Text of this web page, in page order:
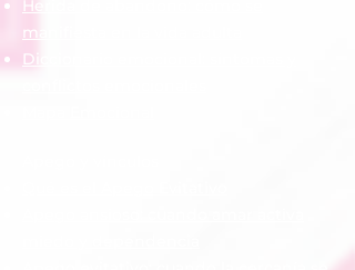
Herida de abandono: cómo se
manifiesta en la vida adulta
Diccionario emocional: síntomas y